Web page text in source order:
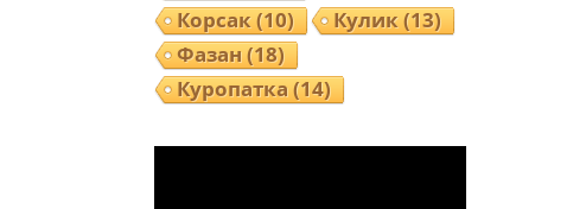
Корсак(10) Кулик(13)
Фазан(18)
Куропатка(14)